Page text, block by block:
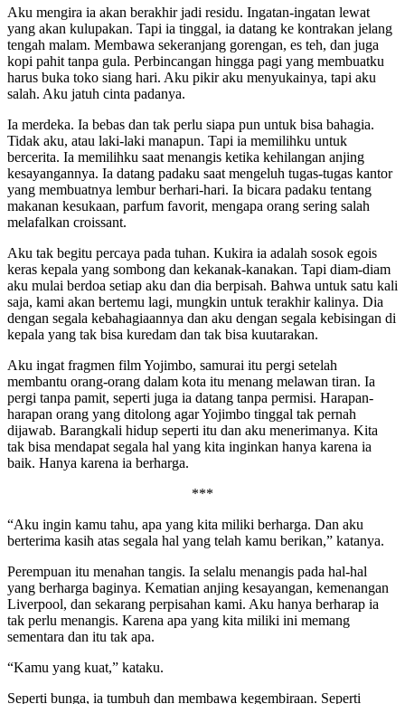
Aku mengira ia akan berakhir jadi residu. Ingatan-ingatan lewat
yang akan kulupakan. Tapi ia tinggal, ia datang ke kontrakan jelang
tengah malam. Membawa sekeranjang gorengan, es teh, dan juga
kopi pahit tanpa gula. Perbincangan hingga pagi yang membuatku
harus buka toko siang hari. Aku pikir aku menyukainya, tapi aku
salah. Aku jatuh cinta padanya.
Ia merdeka. Ia bebas dan tak perlu siapa pun untuk bisa bahagia.
Tidak aku, atau laki-laki manapun. Tapi ia memilihku untuk
bercerita. Ia memilihku saat menangis ketika kehilangan anjing
kesayangannya. Ia datang padaku saat mengeluh tugas-tugas kantor
yang membuatnya lembur berhari-hari. Ia bicara padaku tentang
makanan kesukaan, parfum favorit, mengapa orang sering salah
melafalkan croissant.
Aku tak begitu percaya pada tuhan. Kukira ia adalah sosok egois
keras kepala yang sombong dan kekanak-kanakan. Tapi diam-diam
aku mulai berdoa setiap aku dan dia berpisah. Bahwa untuk satu kali
saja, kami akan bertemu lagi, mungkin untuk terakhir kalinya. Dia
dengan segala kebahagiaannya dan aku dengan segala kebisingan di
kepala yang tak bisa kuredam dan tak bisa kuutarakan.
Aku ingat fragmen film Yojimbo, samurai itu pergi setelah
membantu orang-orang dalam kota itu menang melawan tiran. Ia
pergi tanpa pamit, seperti juga ia datang tanpa permisi. Harapan-
harapan orang yang ditolong agar Yojimbo tinggal tak pernah
dijawab. Barangkali hidup seperti itu dan aku menerimanya. Kita
tak bisa mendapat segala hal yang kita inginkan hanya karena ia
baik. Hanya karena ia berharga.
***
“Aku ingin kamu tahu, apa yang kita miliki berharga. Dan aku
berterima kasih atas segala hal yang telah kamu berikan,” katanya.
Perempuan itu menahan tangis. Ia selalu menangis pada hal-hal
yang berharga baginya. Kematian anjing kesayangan, kemenangan
Liverpool, dan sekarang perpisahan kami. Aku hanya berharap ia
tak perlu menangis. Karena apa yang kita miliki ini memang
sementara dan itu tak apa.
“Kamu yang kuat,” kataku.
Seperti bunga, ia tumbuh dan membawa kegembiraan. Seperti